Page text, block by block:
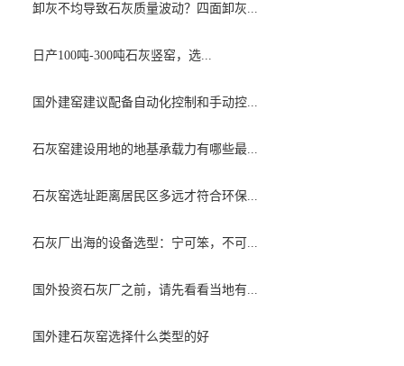
卸灰不均导致石灰质量波动？四面卸灰...
日产100吨-300吨石灰竖窑，选...
国外建窑建议配备自动化控制和手动控...
石灰窑建设用地的地基承载力有哪些最...
石灰窑选址距离居民区多远才符合环保...
石灰厂出海的设备选型：宁可笨，不可...
国外投资石灰厂之前，请先看看当地有...
国外建石灰窑选择什么类型的好